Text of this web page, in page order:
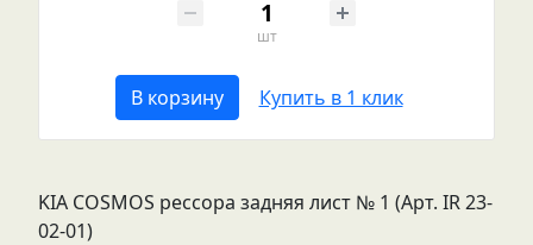
шт
В корзину Купить в 1 клик
KIA COSMOS рессора задняя лист № 1 (Арт. IR 23-
02-01)